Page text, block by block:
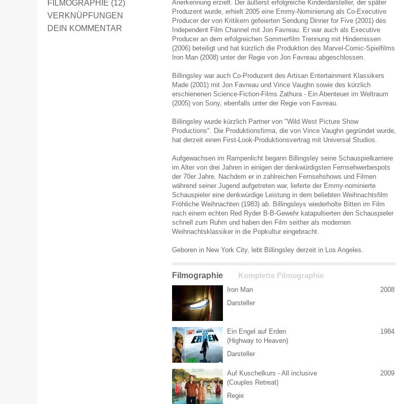
FILMOGRAPHIE (12)
VERKNÜPFUNGEN
DEIN KOMMENTAR
Anerkennung erzielt. Der äußerst erfolgreiche Kinderdarsteller, der später
Produzent wurde, erhielt 2005 eine Emmy-Nominierung als Co-Executive
Producer der von Kritikern gefeierten Sendung Dinner for Five (2001) des
Independent Film Channel mit Jon Favreau. Er war auch als Executive
Producer an dem erfolgreichen Sommerfilm Trennung mit Hindernissen
(2006) beteiligt und hat kürzlich die Produktion des Marvel-Comic-Spielfilms
Iron Man (2008) unter der Regie von Jon Favreau abgeschlossen.
Billingsley war auch Co-Produzent des Artisan Entertainment Klassikers
Made (2001) mit Jon Favreau und Vince Vaughn sowie des kürzlich
erschienenen Science-Fiction-Films Zathura - Ein Abenteuer im Weltraum
(2005) von Sony, ebenfalls unter der Regie von Favreau.
Billingsley wurde kürzlich Partner von "Wild West Picture Show
Productions". Die Produktionsfirma, die von Vince Vaughn gegründet wurde,
hat derzeit einen First-Look-Produktionsvertrag mit Universal Studios.
Aufgewachsen im Rampenlicht begann Billingsley seine Schauspielkarriere
im Alter von drei Jahren in einigen der denkwürdigsten Fernsehwerbespots
der 70er Jahre. Nachdem er in zahlreichen Fernsehshows und Filmen
während seiner Jugend aufgetreten war, lieferte der Emmy-nominierte
Schauspieler eine denkwürdige Leistung in dem beliebten Weihnachtsfilm
Fröhliche Weihnachten (1983) ab. Billingsleys wiederholte Bitten im Film
nach einem echten Red Ryder B-B-Gewehr katapultierten den Schauspieler
schnell zum Ruhm und haben den Film seither als modernen
Weihnachtsklassiker in die Popkultur eingebracht.
Geboren in New York City, lebt Billingsley derzeit in Los Angeles.
Filmographie Komplette Filmographie
Iron Man
Darsteller
2008
Ein Engel auf Erden
(Highway to Heaven)
Darsteller
1984
Auf Kuschelkurs - All inclusive
(Couples Retreat)
Regie
2009